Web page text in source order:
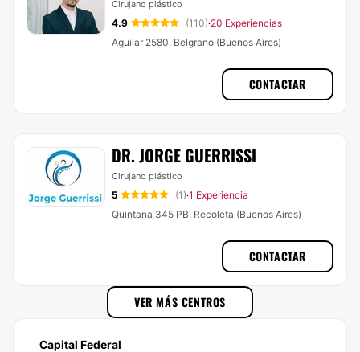
Cirujano plástico
4.9 (110)·20 Experiencias
Aguilar 2580, Belgrano (Buenos Aires)
CONTACTAR
DR. JORGE GUERRISSI
Cirujano plástico
5 (1)·1 Experiencia
Quintana 345 PB, Recoleta (Buenos Aires)
CONTACTAR
VER MÁS CENTROS
Capital Federal